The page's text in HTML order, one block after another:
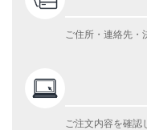
ご住所・連絡先・
ご注文内容を確認